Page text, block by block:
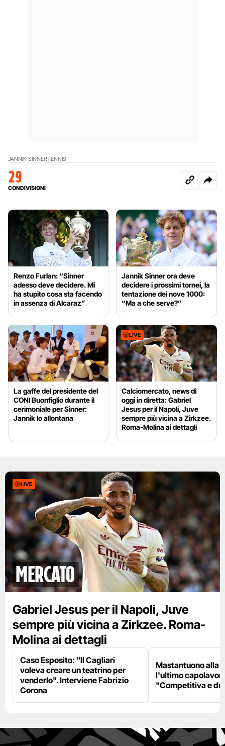
JANNIK SINNERTENNIS
29
CONDIVISIONI
Renzo Furlan: “Sinner
adesso deve decidere. Mi
ha stupito cosa sta facendo
in assenza di Alcaraz”
Jannik Sinner ora deve
decidere i prossimi tornei, la
tentazione dei nove 1000:
“Ma a che serve?”
La gaffe del presidente del
CONI Buonfiglio durante il
cerimoniale per Sinner:
Jannik lo allontana
LIVE
Calciomercato, news di
oggi in diretta: Gabriel
Jesus per il Napoli, Juve
sempre più vicina a Zirkzee.
Roma-Molina ai dettagli
LIVE
mercato
Gabriel Jesus per il Napoli, Juve
sempre più vicina a Zirkzee. Roma-
Molina ai dettagli
Caso Esposito: "Il Cagliari
voleva creare un teatrino per
venderlo". Interviene Fabrizio
Corona
Mastantuono alla
l'ultimo
"Competitiva e